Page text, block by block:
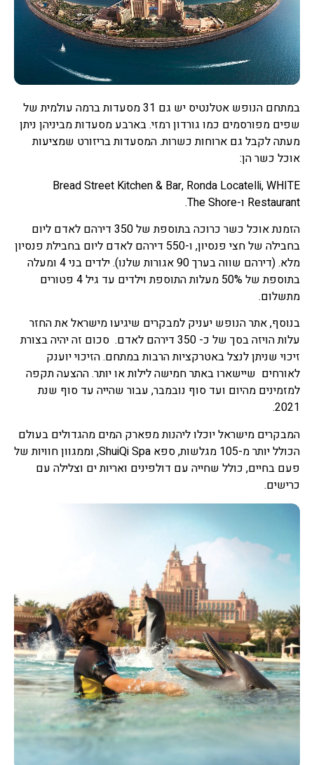
במתחם הנופש אטלנטיס יש גם 31 מסעדות ברמה עולמית של
שפים מפורסמים כמו גורדון רמזי. בארבע מסעדות מביניהן ניתן
מעתה לקבל גם ארוחות כשרות. המסעדות בריזורט שמציעות
אוכל כשר הן:
Bread Street Kitchen & Bar, Ronda Locatelli, WHITE
Restaurant ו-The Shore.
הזמנת אוכל כשר כרוכה בתוספת של 350 דירהם לאדם ליום
בחבילה של חצי פנסיון, ו-550 דירהם לאדם ליום בחבילת פנסיון
מלא. (דירהם שווה בערך 90 אגורות שלנו). ילדים בני 4 ומעלה
בתוספת של 50% מעלות התוספת וילדים עד גיל 4 פטורים
מתשלום.
בנוסף, אתר הנופש יעניק למבקרים שיגיעו מישראל את החזר
עלות הויזה בסך של כ- 350 דירהם לאדם. סכום זה יהיה בצורת
זיכוי שניתן לנצל באטרקציות הרבות במתחם. הזיכוי יוענק
לאורחים שיישארו באתר חמישה לילות או יותר. ההצעה תקפה
למזמינים מהיום ועד סוף נובמבר, עבור שהייה עד סוף שנת
2021.
המבקרים מישראל יוכלו ליהנות מפארק המים מהגדולים בעולם
הכולל יותר מ-105 מגלשות, ספא ShuiQi Spa, וממגוון חוויות של
פעם בחיים, כולל שחייה עם דולפינים ואריות ים וצלילה עם
כרישים.